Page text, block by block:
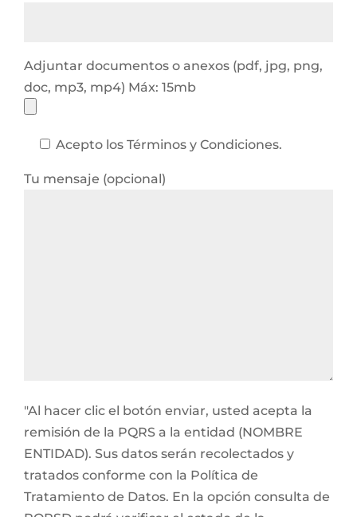
Adjuntar documentos o anexos (pdf, jpg, png,
doc, mp3, mp4) Máx: 15mb
Acepto los Términos y Condiciones.
Tu mensaje (opcional)
"Al hacer clic el botón enviar, usted acepta la
remisión de la PQRS a la entidad (NOMBRE
ENTIDAD). Sus datos serán recolectados y
tratados conforme con la Política de
Tratamiento de Datos. En la opción consulta de